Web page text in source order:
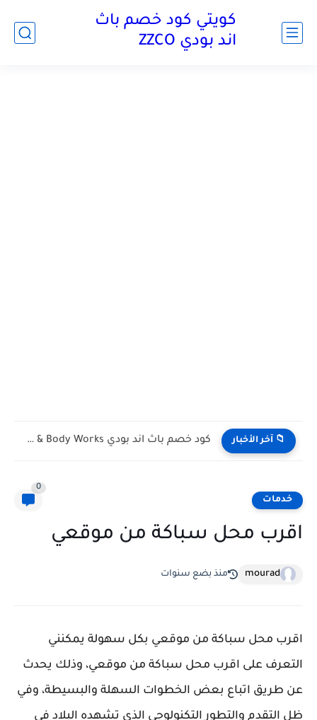
كويتي كود خصم باث
اند بودي ZZCO
📁 آخر الأخبار كود خصم باث اند بودي Bath & Body Works الكويت...
خدمات
0
اقرب محل سباكة من موقعي
mourad منذ بضع سنوات
اقرب محل سباكة من موقعي بكل سهولة يمكنني
التعرف على اقرب محل سباكة من موقعي، وذلك يحدث
عن طريق اتباع بعض الخطوات السهلة والبسيطة، وفي
ظل التقدم والتطور التكنولوجي الذي تشهده البلاد في